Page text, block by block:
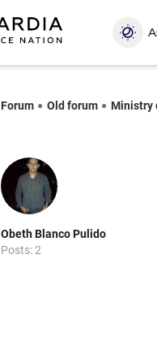
Forum Old forum Ministry
Obeth Blanco Pulido
Posts: 2